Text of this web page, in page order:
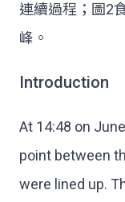
連續過程；圖2
峰。
Introduction
At 14:48 on
point between
were lined up.